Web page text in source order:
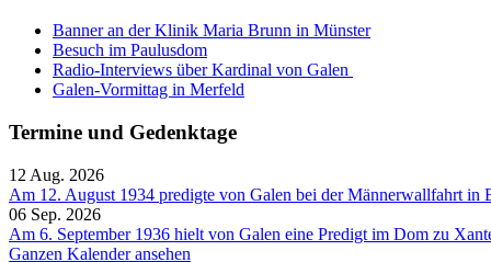
Banner an der Klinik Maria Brunn in Münster
Besuch im Paulusdom
Radio-Interviews über Kardinal von Galen
Galen-Vormittag in Merfeld
Termine und Gedenktage
12 Aug. 2026
Am 12. August 1934 predigte von Galen bei der Männerwallfahrt in
06 Sep. 2026
Am 6. September 1936 hielt von Galen eine Predigt im Dom zu
Ganzen Kalender ansehen